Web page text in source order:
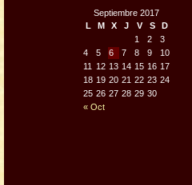
Septiembre 2017
L
M X J V S D
« Oct
1 2
3
4
5 6 7 8 9
10
11
12 13 14 15 16 17
18 19 20 21 22 23 24
25 26 27 28 29 30